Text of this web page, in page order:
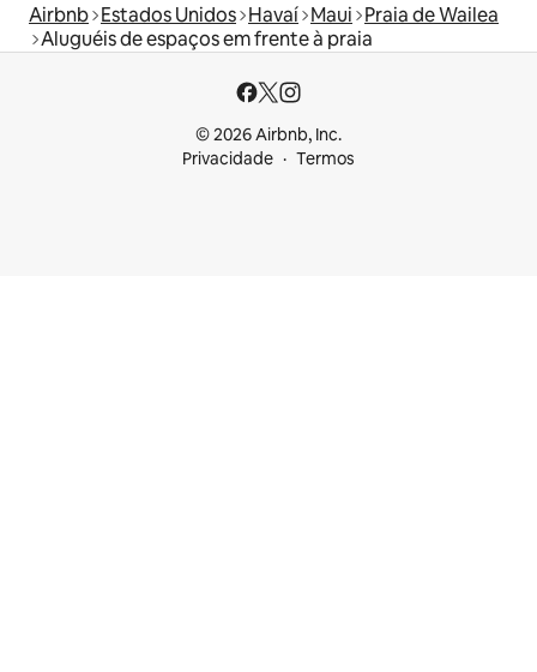
Airbnb Estados Unidos Havaí Maui Praia de Wailea
Aluguéis de espaços em frente à praia
© 2026 Airbnb, Inc.
Privacidade
Termos